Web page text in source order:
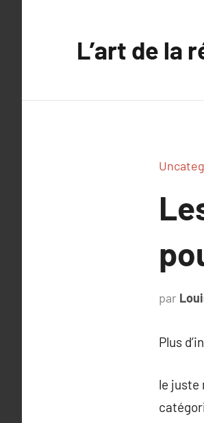
L’art de la
par
Plus
le juste